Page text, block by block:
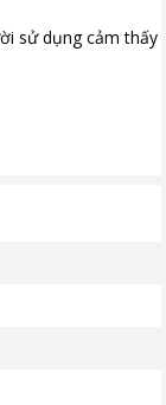
sử dụng cảm thấy